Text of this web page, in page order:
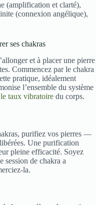
(amplification et clarté),
(connexion angélique),
ses chakras
et à placer une pierre
Commencez par le chakra
pratique, idéalement
l’ensemble du système
taux vibratoire du corps.
purifiez vos pierres —
Une purification
pleine efficacité. Soyez
session de chakra a
la.